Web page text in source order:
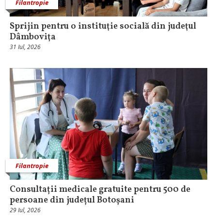
Filantropie
Sprijin pentru o instituţie socială din judeţul
Dâmboviţa
31 Iul, 2026
Filantropie
Consultații medicale gratuite pentru 500 de
persoane din județul Botoșani
29 Iul, 2026